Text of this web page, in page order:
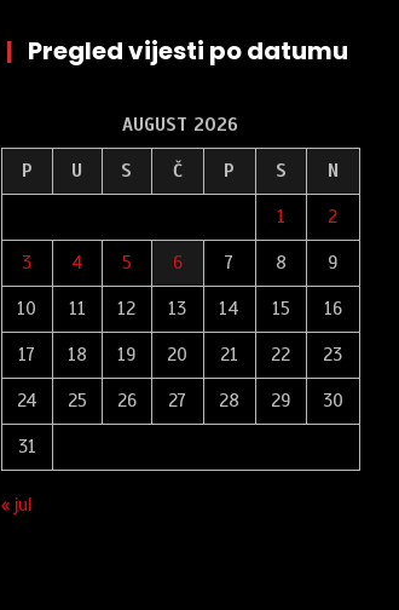
| Pregled vijesti po datumu
AUGUST 2026
P U S Č P S N
1 2
3 4 5 6 7 8 9
10 11 12 13 14 15 16
17 18 19 20 21 22 23
24 25 26 27 28 29 30
31
« jul